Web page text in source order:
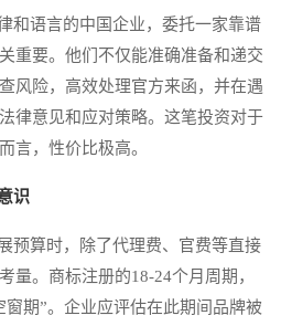
语言的中国企业，委托一家靠谱
重要。他们不仅能准确准备和递交
风险，高效处理官方来函，并在遇
律意见和应对策略。这笔投资对于
言，性价比极高。
识
算时，除了代理费、官费等直接
量。商标注册的18-24个月周期，
期”。企业应评估在此期间品牌被